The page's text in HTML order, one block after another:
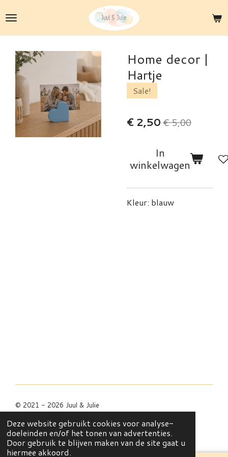
Deze website gebruikt cookies voor analyse-
doeleinden en/of het tonen van advertenties.
Door gebruik te blijven maken van de site gaat u
hiermee akkoord.
direct
naar
hoofdinhoud
Home decor |
Hartje
Sale!
€ 2,50€ 5,00
In
winkelwagen
Kleur: blauw
© 2021 - 2026 Juul & Julie